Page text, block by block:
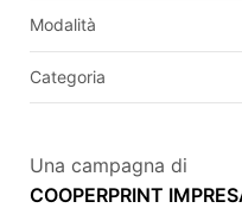
Modalità
Categoria
Una campagna di
COOPERPRINT